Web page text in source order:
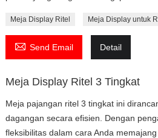
Meja Display Ritel Meja Display untuk
 Send Email Detail
Meja Display Ritel 3 Tingkat
Meja pajangan ritel 3 tingkat ini
dagangan secara efisien. Dengan
fleksibilitas dalam cara Anda